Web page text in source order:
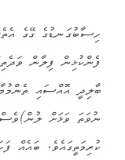
ހިސާބުގަނޑުގެ ގޭގެ
ފެންކުޅިން ފިލާން
ބާލިދީ އޮއްސައި
ނުވަތަ ވަޅަށް
ކުރިމަތީގައެވެ. ބައެއް